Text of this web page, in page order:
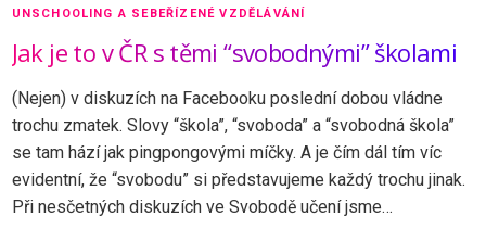
UNSCHOOLING A SEBEŘÍZENÉ VZDĚLÁVÁNÍ
Jak je to v ČR s těmi “svobodnými” školami
(Nejen) v diskuzích na Facebooku poslední dobou vládne
trochu zmatek. Slovy “škola”, “svoboda” a “svobodná škola”
se tam hází jak pingpongovými míčky. A je čím dál tím víc
evidentní, že “svobodu” si představujeme každý trochu jinak.
Při nesčetných diskuzích ve Svobodě učení jsme…